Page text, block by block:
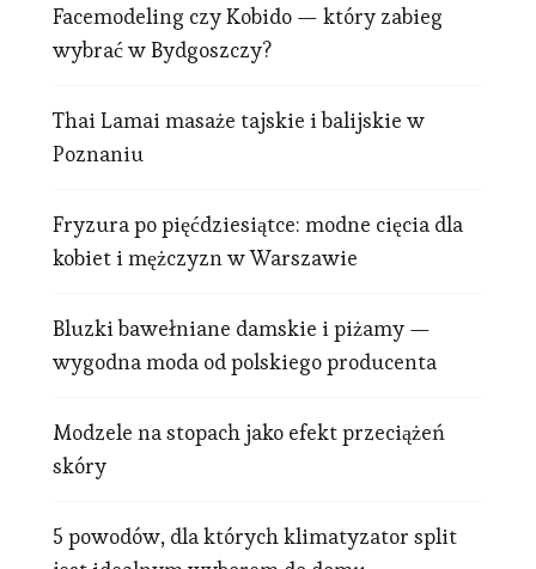
Facemodeling czy Kobido — który zabieg
wybrać w Bydgoszczy?
Thai Lamai masaże tajskie i balijskie w
Poznaniu
Fryzura po pięćdziesiątce: modne cięcia dla
kobiet i mężczyzn w Warszawie
Bluzki bawełniane damskie i piżamy —
wygodna moda od polskiego producenta
Modzele na stopach jako efekt przeciążeń
skóry
5 powodów, dla których klimatyzator split